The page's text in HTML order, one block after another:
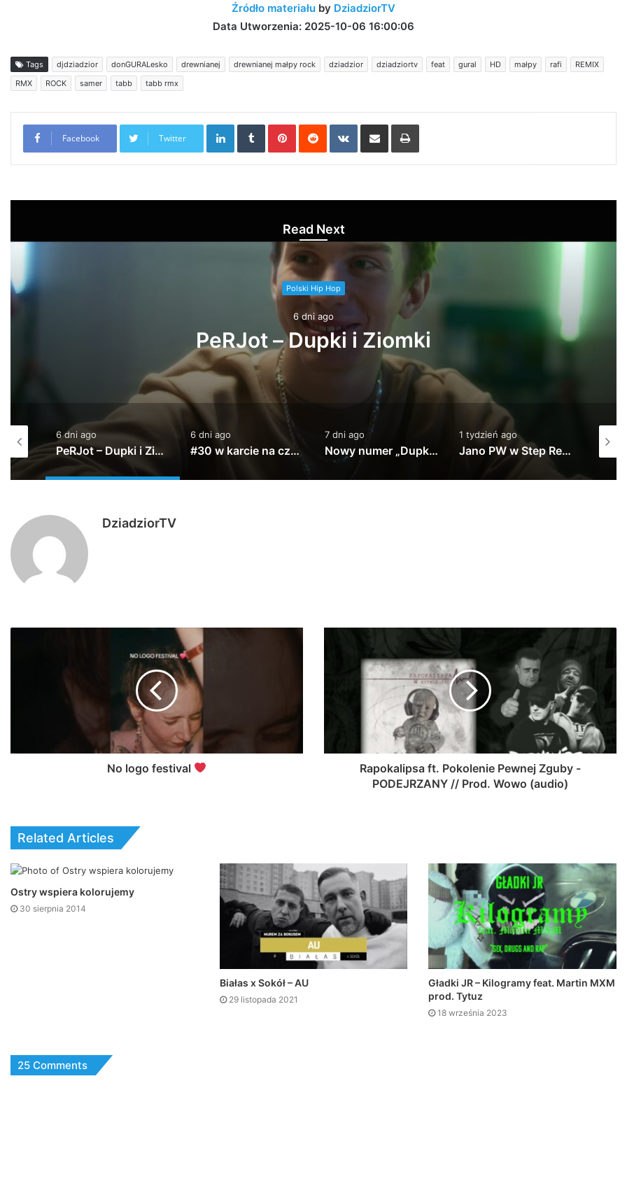
Źródło materiału by DziadziorTV
Data Utworzenia: 2025-10-06 16:00:06
Tags djdziadzior donGURALesko drewnianej drewnianej małpy rock dziadzior dziadziortv feat gural HD małpy rafi
REMIX
RMX
ROCK samer tabb tabb rmx
Facebook Twitter
LinkedInTumblrPinterestReddit VKontakte
Share via Email Print
Read Next
Polski Hip Hop
6 dni ago
PeRJot – Dupki i Ziomki
Jak Pawbeats wspomina początki w branży? | 20 lat Step Records
6 dni ago
PeRJot – Dupki i Ziomki
6 dni ago
#30 w karcie na czasie!!!
7 dni ago
Nowy numer „Dupki i Ziomki” już jutro na kanale Altereggo Records #altereggo #rap #rolka #hiphop
1 tydzień ago
Jano PW w Step Records!
DziadziorTV
No logo festival
Rapokalipsa ft. Pokolenie Pewnej Zguby -
PODEJRZANY // Prod. Wowo (audio)
Related Articles
Ostry wspiera kolorujemy
30 sierpnia 2014
Białas x Sokół – AU
29 listopada 2021
Gładki JR – Kilogramy feat. Martin MXM
prod. Tytuz
18 września 2023
25 Comments